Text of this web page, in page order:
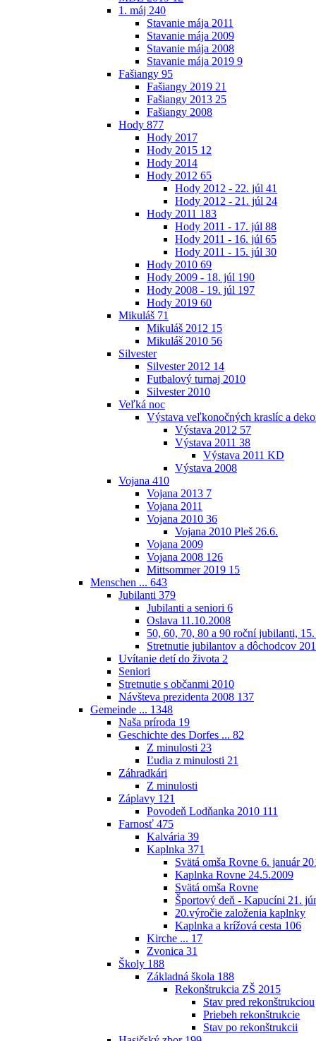
1. máj 240
Stavanie mája 2011
Stavanie mája 2009
Stavanie mája 2008
Stavanie mája 2019 9
Fašiangy 95
Fašiangy 2019 21
Fašiangy 2013 25
Fašiangy 2008
Hody 877
Hody 2017
Hody 2015 12
Hody 2014
Hody 2012 65
Hody 2012 - 22. júl 41
Hody 2012 - 21. júl 24
Hody 2011 183
Hody 2011 - 17. júl 88
Hody 2011 - 16. júl 65
Hody 2011 - 15. júl 30
Hody 2010 69
Hody 2009 - 18. júl 190
Hody 2008 - 19. júl 197
Hody 2019 60
Mikuláš 71
Mikuláš 2012 15
Mikuláš 2010 56
Silvester
Silvester 2012 14
Futbalový turnaj 2010
Silvester 2010
Veľká noc
Výstava veľkonočných kraslíc a
Výstava 2012 57
Výstava 2011 38
Výstava 2011 KD
Výstava 2008
Vojana 410
Vojana 2013 7
Vojana 2011
Vojana 2010 36
Vojana 2010 Pleš 26.6.
Vojana 2009
Vojana 2008 126
Mittsommer 2019 15
Menschen ... 643
Jubilanti 379
Jubilanti a seniori 6
Oslava 11.10.2008
50, 60, 70, 80 a 90 roční jubilanti,
Stretnutie jubilantov a dôchodcov
Uvítanie detí do života 2
Seniori
Stretnutie s občanmi 2010
Návšteva prezidenta 2008 137
Gemeinde ... 1348
Naša príroda 19
Geschichte des Dorfes ... 82
Z minulosti 23
Ľudia z minulosti 21
Záhradkári
Z minulosti
Záplavy 121
Povodeň Lodňanka 2010 111
Farnosť 475
Kalvária 39
Kaplnka 371
Svätá omša Rovne 6. január
Kaplnka Rovne 24.5.2009
Svätá omša Rovne
Športový deň - Kapucíni 21.
20.výročie založenia kaplnky
Kaplnka a krížová cesta 106
Kirche ... 17
Zvonica 31
Školy 188
Základná škola 188
Rekonštrukcia ZŠ 2015
Stav pred rekonštrukciou
Priebeh rekonštrukcie
Stav po rekonštrukcii